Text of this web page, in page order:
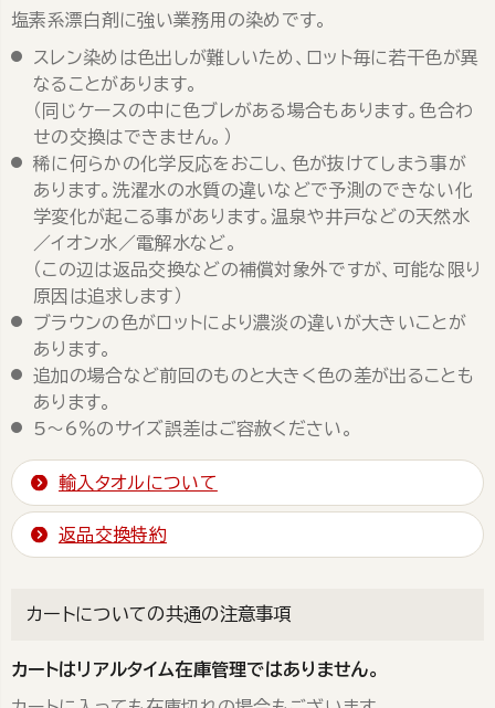
塩素系漂白剤に強い業務用の染めです。
スレン染めは色出しが難しいため、ロット毎に若干色が異
なることがあります。
（同じケースの中に色ブレがある場合もあります。色合わ
せの交換はできません。）
稀に何らかの化学反応をおこし、色が抜けてしまう事が
あります。洗濯水の水質の違いなどで予測のできない化
学変化が起こる事があります。温泉や井戸などの天然水
／イオン水／電解水など。
（この辺は返品交換などの補償対象外ですが、可能な限り
原因は追求します）
ブラウンの色がロットにより濃淡の違いが大きいことが
あります。
追加の場合など前回のものと大きく色の差が出ることも
あります。
5～6％のサイズ誤差はご容赦ください。
輸入タオルについて
返品交換特約
カートについての共通の注意事項
カートはリアルタイム在庫管理ではありません。